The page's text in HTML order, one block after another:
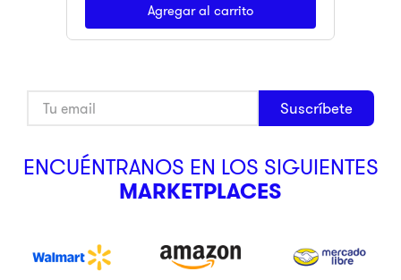
Agregar al carrito
Suscríbete
ENCUÉNTRANOS EN LOS SIGUIENTES
MARKETPLACES